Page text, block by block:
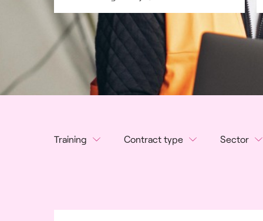
Training Contract type Sector